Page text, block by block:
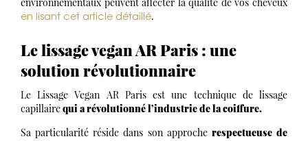
en lisant cet article détaillé.
Le lissage vegan AR Paris : une
solution révolutionnaire
Le Lissage Vegan AR Paris est une technique de lissage
capillairequi a révolutionné l’industrie de la coiffure.
Sa particularité réside dans son approche respectueuse de